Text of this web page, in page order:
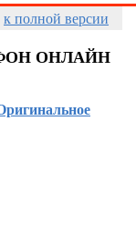
к полной версии
ОНЛАЙН